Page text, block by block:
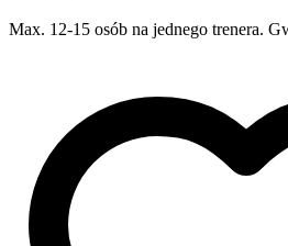
Max. 12-15 osób na jednego trenera.